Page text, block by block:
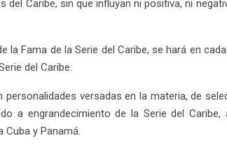
Caribe, sin que influyan ni positiva, ni
Fama de la Serie del Caribe, se hará en
del Caribe.
versadas en la materia, de
a engrandecimiento de la Serie del Caribe,
y Panamá.